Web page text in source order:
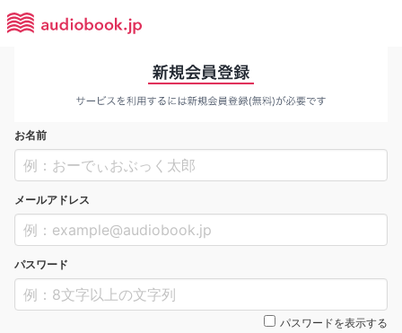
お名前
メールアドレス
パスワード
パスワードを表示する